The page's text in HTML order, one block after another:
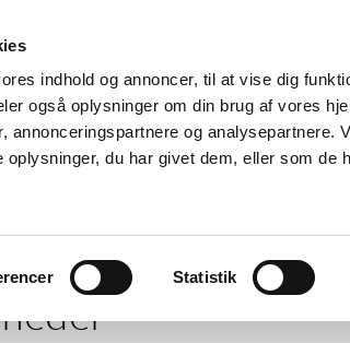
indhold og annoncer, til at vise dig
også oplysninger om din brug af vores
annonceringspartnere og analysepartnere.
du har givet dem, eller som de
Statistik
Nyheder Om os
Tilskud og
Apoteker og